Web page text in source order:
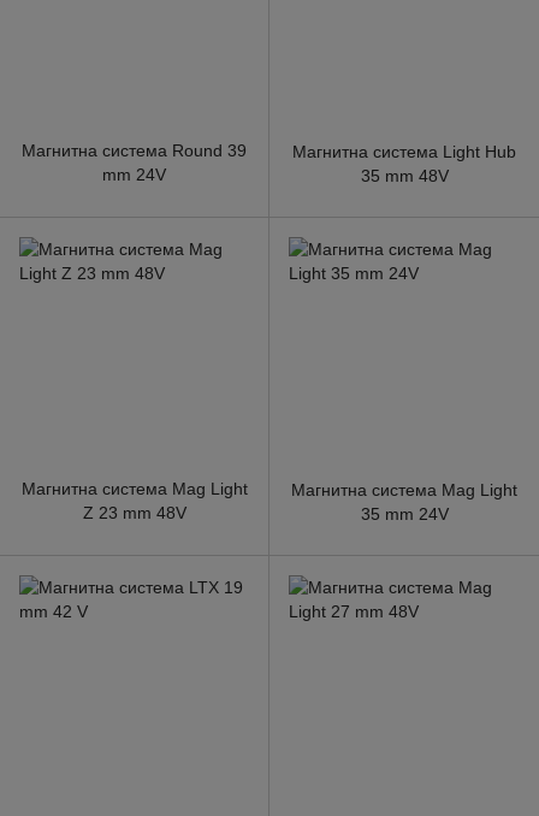
Магнитна система Round 39
mm 24V
Магнитна система Light Hub
35 mm 48V
Магнитна система Mag Light
Z 23 mm 48V
Магнитна система Mag Light
35 mm 24V